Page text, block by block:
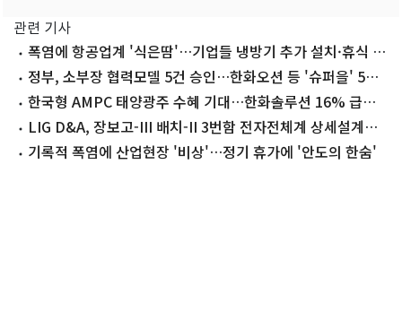
관련 기사
폭염에 항공업계 '식은땀'…기업들 냉방기 추가 설치·휴식 시
간 확대
정부, 소부장 협력모델 5건 승인…한화오션 등 '슈퍼을' 5곳
선정한국형 AMPC 태양광주 수혜 기대…한화솔루션 16% 급등
[핫종목]
LIG D&A, 장보고-III 배치-II 3번함 전자전체계 상세설계검
토 완료
기록적 폭염에 산업현장 '비상'…정기 휴가에 '안도의 한숨'